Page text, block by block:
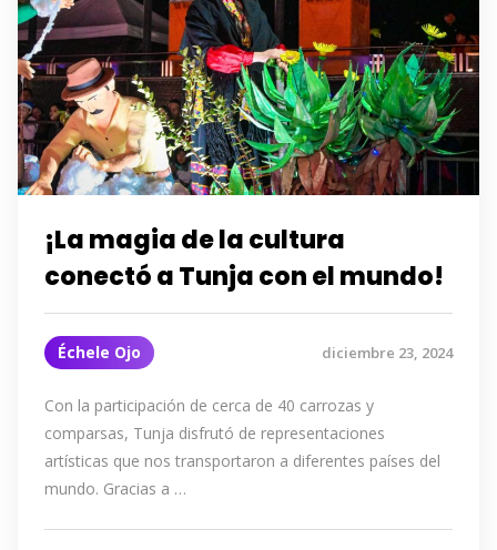
¡La magia de la cultura
conectó a Tunja con el mundo!
Échele Ojo diciembre 23, 2024
Con la participación de cerca de 40 carrozas y
comparsas, Tunja disfrutó de representaciones
artísticas que nos transportaron a diferentes países del
mundo. Gracias a …